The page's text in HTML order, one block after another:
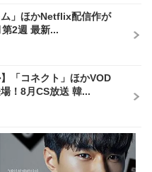
ム」ほかNetflix配信作が
第2週 最新...
】「コネクト」ほかVOD
！8月CS放送 韓...